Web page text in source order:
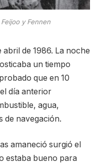
y Fennen
de 1986. La noche
un tiempo
que en 10
día anterior
agua,
de navegación.
amaneció surgió el
estaba bueno para